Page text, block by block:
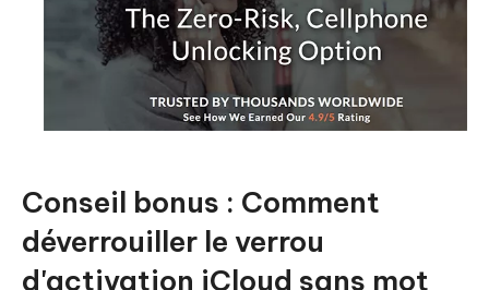
Conseil bonus : Comment
déverrouiller le verrou
d'activation iCloud sans mot